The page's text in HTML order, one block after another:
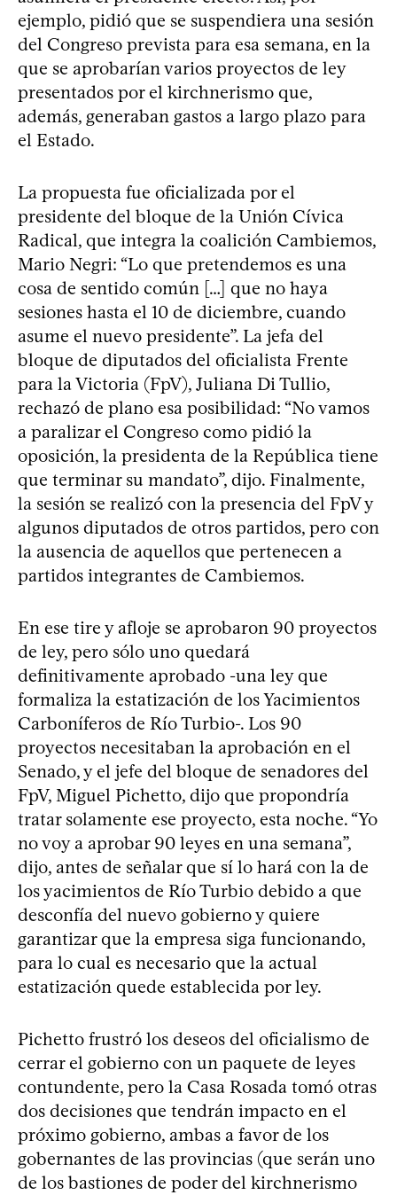
ejemplo, pidió que se suspendiera una sesión
del Congreso prevista para esa semana, en la
que se aprobarían varios proyectos de ley
presentados por el kirchnerismo que,
además, generaban gastos a largo plazo para
el Estado.
La propuesta fue oficializada por el
presidente del bloque de la Unión Cívica
Radical, que integra la coalición Cambiemos,
Mario Negri: “Lo que pretendemos es una
cosa de sentido común […] que no haya
sesiones hasta el 10 de diciembre, cuando
asume el nuevo presidente”. La jefa del
bloque de diputados del oficialista Frente
para la Victoria (FpV), Juliana Di Tullio,
rechazó de plano esa posibilidad: “No vamos
a paralizar el Congreso como pidió la
oposición, la presidenta de la República tiene
que terminar su mandato”, dijo. Finalmente,
la sesión se realizó con la presencia del FpV y
algunos diputados de otros partidos, pero con
la ausencia de aquellos que pertenecen a
partidos integrantes de Cambiemos.
En ese tire y afloje se aprobaron 90 proyectos
de ley, pero sólo uno quedará
definitivamente aprobado -una ley que
formaliza la estatización de los Yacimientos
Carboníferos de Río Turbio-. Los 90
proyectos necesitaban la aprobación en el
Senado, y el jefe del bloque de senadores del
FpV, Miguel Pichetto, dijo que propondría
tratar solamente ese proyecto, esta noche. “Yo
no voy a aprobar 90 leyes en una semana”,
dijo, antes de señalar que sí lo hará con la de
los yacimientos de Río Turbio debido a que
desconfía del nuevo gobierno y quiere
garantizar que la empresa siga funcionando,
para lo cual es necesario que la actual
estatización quede establecida por ley.
Pichetto frustró los deseos del oficialismo de
cerrar el gobierno con un paquete de leyes
contundente, pero la Casa Rosada tomó otras
dos decisiones que tendrán impacto en el
próximo gobierno, ambas a favor de los
gobernantes de las provincias (que serán uno
de los bastiones de poder del kirchnerismo